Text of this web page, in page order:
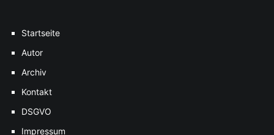
Startseite
Autor
Archiv
Kontakt
DSGVO
Impressum